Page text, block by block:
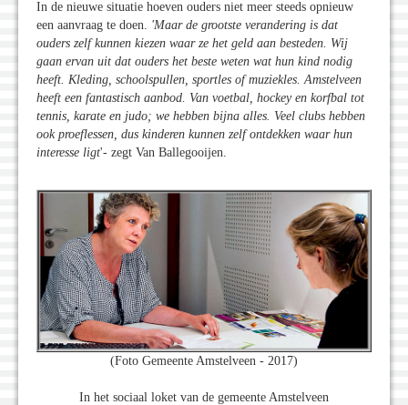
In de nieuwe situatie hoeven ouders niet meer steeds opnieuw
een aanvraag te doen. 'Maar de grootste verandering is dat
ouders zelf kunnen kiezen waar ze het geld aan besteden. Wij
gaan ervan uit dat ouders het beste weten wat hun kind nodig
heeft. Kleding, schoolspullen, sportles of muziekles. Amstelveen
heeft een fantastisch aanbod. Van voetbal, hockey en korfbal tot
tennis, karate en judo; we hebben bijna alles. Veel clubs hebben
ook proeflessen, dus kinderen kunnen zelf ontdekken waar hun
interesse ligt'- zegt Van Ballegooijen.
(Foto Gemeente Amstelveen - 2017)
In het sociaal loket van de gemeente Amstelveen